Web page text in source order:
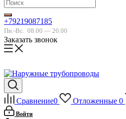
+79219087185
Пн.-Вс. 08.00 — 20.00
Заказать звонок
Сравнение0 Отложенные 0
Войти